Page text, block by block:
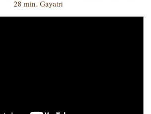
28 min. Gayatri